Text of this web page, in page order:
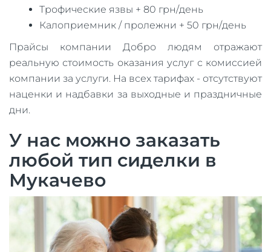
Трофические язвы + 80 грн/день
Калоприемник / пролежни + 50 грн/день
Прайсы компании Добро людям отражают
реальную стоимость оказания услуг с комиссией
компании за услуги. На всех тарифах - отсутствуют
наценки и надбавки за выходные и праздничные
дни.
У нас можно заказать
любой тип сиделки в
Мукачево